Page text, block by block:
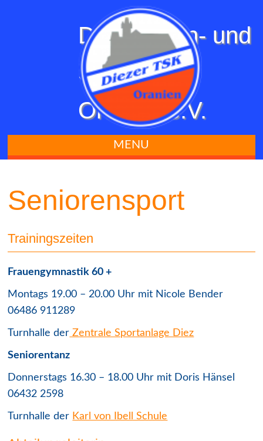
Diezer Turn- und
Sportklub
Oranien e.V.
MENU
Seniorensport
Trainingszeiten
Frauengymnastik 60 +
Montags 19.00 – 20.00 Uhr mit Nicole Bender
06486 911289
Turnhalle der Zentrale Sportanlage Diez
Seniorentanz
Donnerstags 16.30 – 18.00 Uhr mit Doris Hänsel
06432 2598
Turnhalle der Karl von Ibell Schule